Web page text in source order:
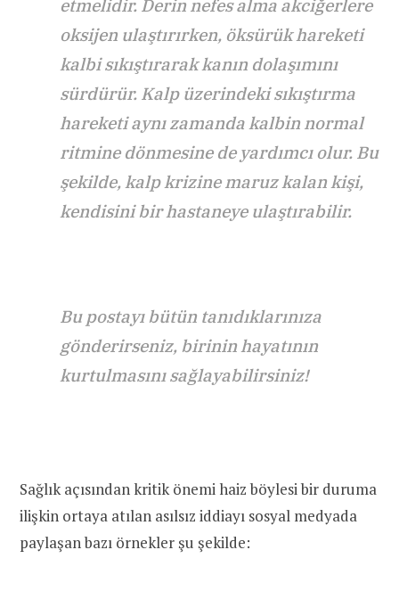
etmelidir. Derin nefes alma akciğerlere
oksijen ulaştırırken, öksürük hareketi
kalbi sıkıştırarak kanın dolaşımını
sürdürür. Kalp üzerindeki sıkıştırma
hareketi aynı zamanda kalbin normal
ritmine dönmesine de yardımcı olur. Bu
şekilde, kalp krizine maruz kalan kişi,
kendisini bir hastaneye ulaştırabilir.
Bu postayı bütün tanıdıklarınıza
gönderirseniz, birinin hayatının
kurtulmasını sağlayabilirsiniz!
Sağlık açısından kritik önemi haiz böylesi bir duruma
ilişkin ortaya atılan asılsız iddiayı sosyal medyada
paylaşan bazı örnekler şu şekilde: